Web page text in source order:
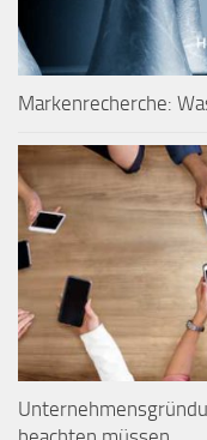
Markenrecherche: